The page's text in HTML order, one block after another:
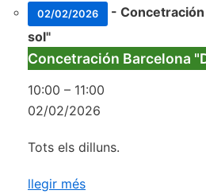
02/02/2026 -
sol"
Concetración Barcelona
10:00 – 11:00
02/02/2026
Tots els dilluns.
llegir més